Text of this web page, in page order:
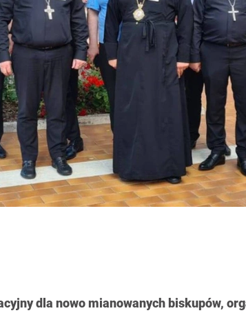
dla nowo mianowanych biskupów,